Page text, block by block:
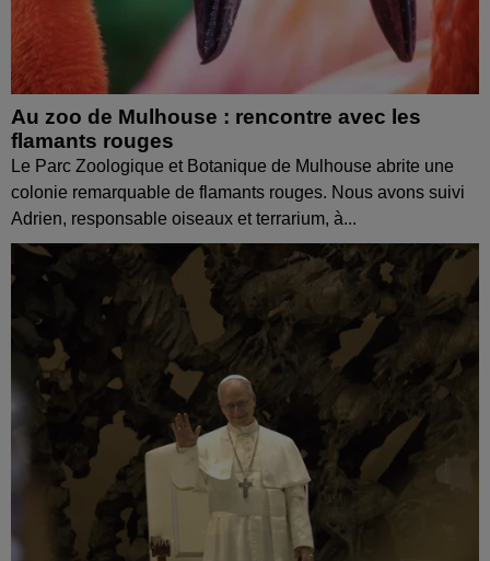
Au zoo de Mulhouse : rencontre avec les
flamants rouges
Le Parc Zoologique et Botanique de Mulhouse abrite une
colonie remarquable de flamants rouges. Nous avons suivi
Adrien, responsable oiseaux et terrarium, à...